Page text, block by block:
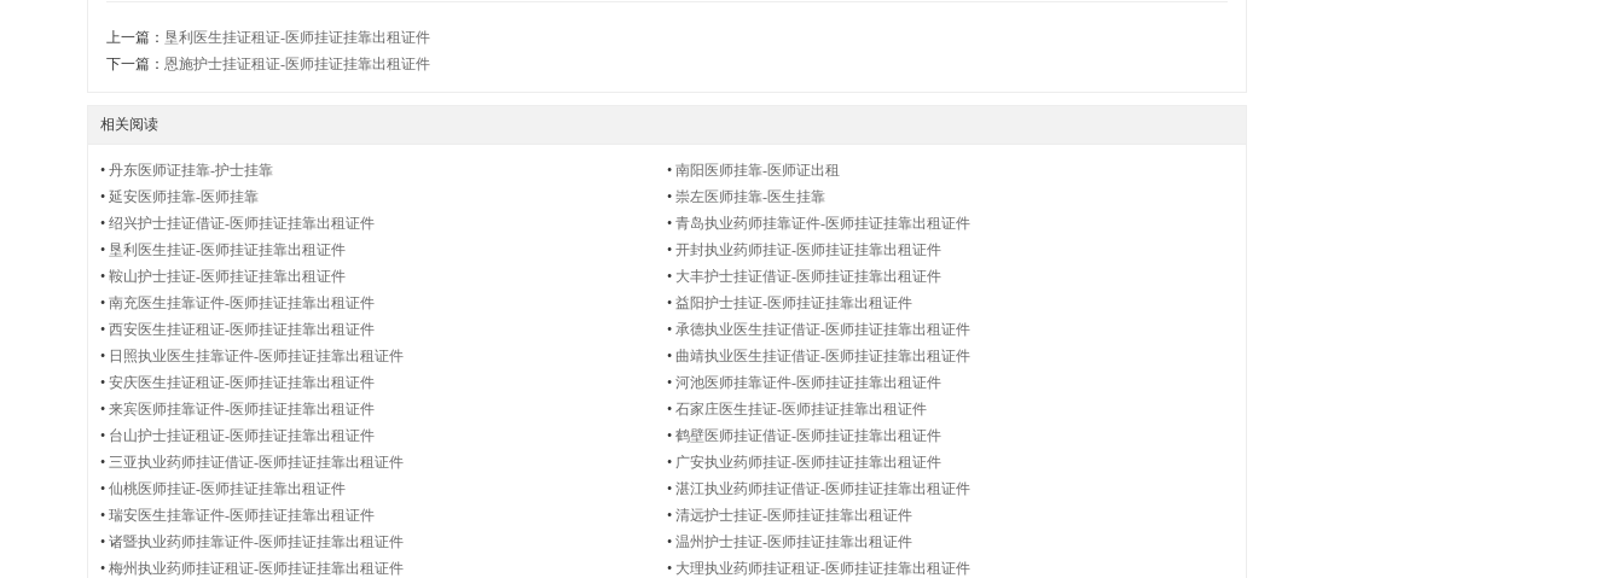
租
执
上一篇： 垦利医生挂证租证-医师挂证挂靠出租证件
下一篇： 恩施护士挂证租证-医师挂证挂靠出租证件
相关阅读
• 丹东医师证挂靠-护士挂靠 • 南阳医师挂靠-医师证出租
• 延安医师挂靠-医师挂靠 • 崇左医师挂靠-医生挂靠
• 绍兴护士挂证借证-医师挂证挂靠出租证件 • 青岛执业药师挂靠证件-医师挂证挂靠出租证件
• 垦利医生挂证-医师挂证挂靠出租证件 • 开封执业药师挂证-医师挂证挂靠出租证件
• 鞍山护士挂证-医师挂证挂靠出租证件 • 大丰护士挂证借证-医师挂证挂靠出租证件
• 南充医生挂靠证件-医师挂证挂靠出租证件 • 益阳护士挂证-医师挂证挂靠出租证件
• 西安医生挂证租证-医师挂证挂靠出租证件 • 承德执业医生挂证借证-医师挂证挂靠出租证件
• 日照执业医生挂靠证件-医师挂证挂靠出租证件 • 曲靖执业医生挂证借证-医师挂证挂靠出租证件
• 安庆医生挂证租证-医师挂证挂靠出租证件 • 河池医师挂靠证件-医师挂证挂靠出租证件
• 来宾医师挂靠证件-医师挂证挂靠出租证件 • 石家庄医生挂证-医师挂证挂靠出租证件
• 台山护士挂证租证-医师挂证挂靠出租证件 • 鹤壁医师挂证借证-医师挂证挂靠出租证件
• 三亚执业药师挂证借证-医师挂证挂靠出租证件 • 广安执业药师挂证-医师挂证挂靠出租证件
• 仙桃医师挂证-医师挂证挂靠出租证件 • 湛江执业药师挂证借证-医师挂证挂靠出租证件
• 瑞安医生挂靠证件-医师挂证挂靠出租证件 • 清远护士挂证-医师挂证挂靠出租证件
• 诸暨执业药师挂靠证件-医师挂证挂靠出租证件 • 温州护士挂证-医师挂证挂靠出租证件
• 梅州执业药师挂证租证-医师挂证挂靠出租证件 • 大理执业药师挂证租证-医师挂证挂靠出租证件